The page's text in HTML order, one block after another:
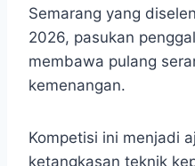
Semarang yang
2026, pasukan
membawa pulang
kemenangan.
Kompetisi ini menjadi
ketangkasan teknik